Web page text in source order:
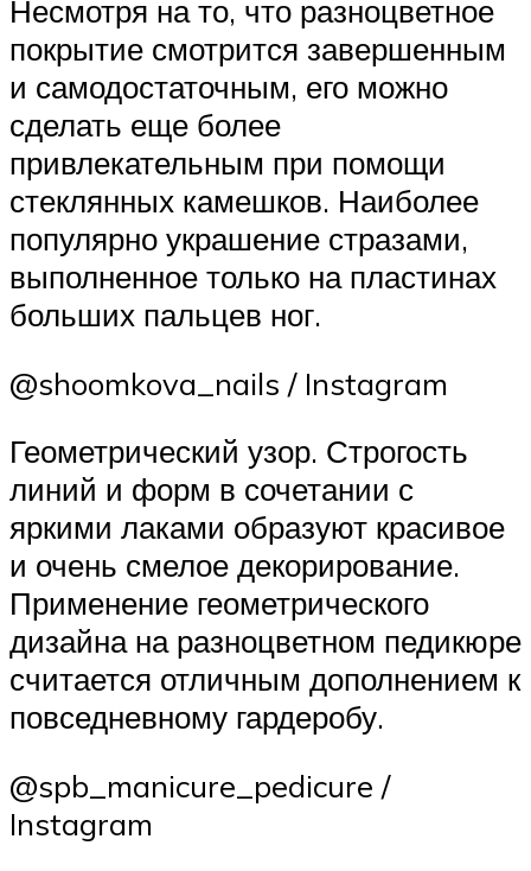
Несмотря на то, что разноцветное
покрытие смотрится завершенным
и самодостаточным, его можно
сделать еще более
привлекательным при помощи
стеклянных камешков. Наиболее
популярно украшение стразами,
выполненное только на пластинах
больших пальцев ног.
@shoomkova_nails / Instagram
Геометрический узор. Строгость
линий и форм в сочетании с
яркими лаками образуют красивое
и очень смелое декорирование.
Применение геометрического
дизайна на разноцветном педикюре
считается отличным дополнением к
повседневному гардеробу.
@spb_manicure_pedicure /
Instagram